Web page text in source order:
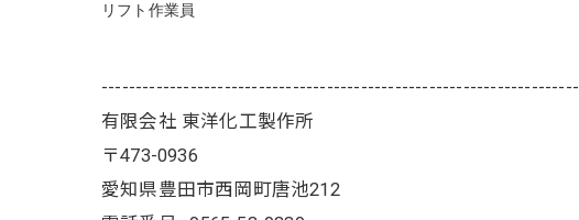
リフト作業員
----------------------------------------------------------------------
有限会社 東洋化工製作所
〒473-0936
愛知県豊田市西岡町唐池212